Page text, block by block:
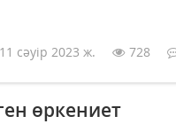
11 сәуір 2023 ж. 728
өркениет